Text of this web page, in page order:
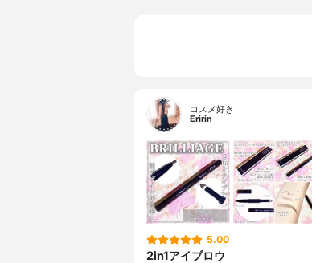
コスメ好き
Eririn
5.00
2in1アイブロウ